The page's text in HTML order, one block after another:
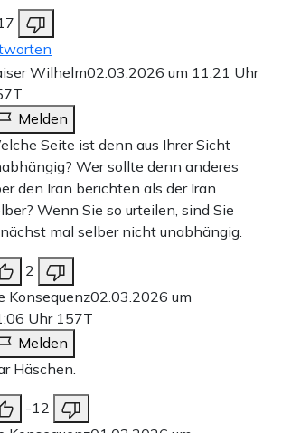
Weiter zum Zahlen
Bank-Überweisung
Wilhelm02.03.2026 um 11:21 Uhr
Melden
Seite ist denn aus Ihrer Sicht
Wer sollte denn anderes
den Iran berichten als der Iran
Wenn Sie so urteilen, sind Sie
mal selber nicht unabhängig.
2
Konsequenz02.03.2026 um
Uhr 157T
Melden
Häschen.
-12